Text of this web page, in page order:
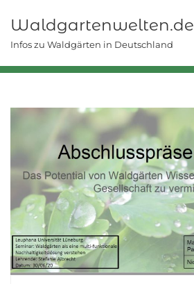
content
Waldgartenwelten.de
Infos zu Waldgärten in Deutschland